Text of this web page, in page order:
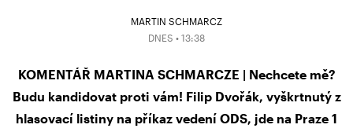
MARTIN SCHMARCZ
DNES • 13:38
KOMENTÁŘ MARTINA SCHMARCZE | Nechcete mě?
Budu kandidovat proti vám! Filip Dvořák, vyškrtnutý z
hlasovací listiny na příkaz vedení ODS, jde na Praze 1